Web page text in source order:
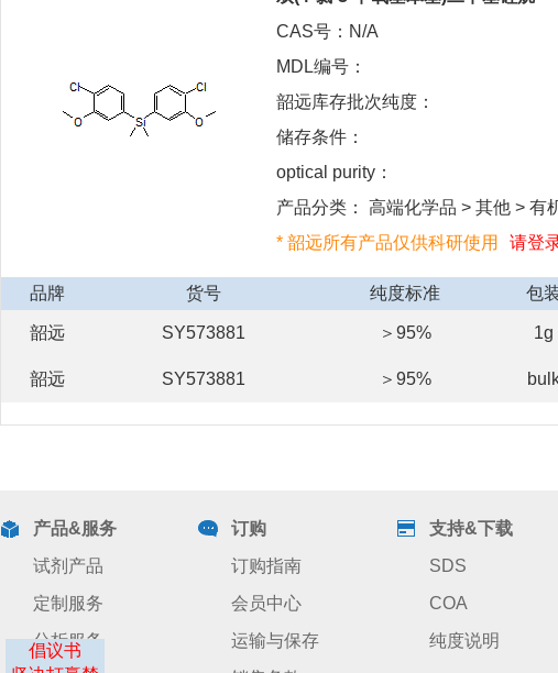
倡议书
CAS号：N/A
MDL编号：
韶远库存批次纯度：
储存条件：
optical purity：
产品分类： 高端化学品 > 其他 > 有
* 韶远所有产品仅供科研使用
请登
品牌 货号 纯度标准 包
韶远 SY573881 ＞95% 1g
韶远 SY573881 ＞95%
产品&服务
试剂产品
定制服务
分析服务
订购
订购指南
会员中心
运输与保存
支持&下载
SDS
COA
纯度说明